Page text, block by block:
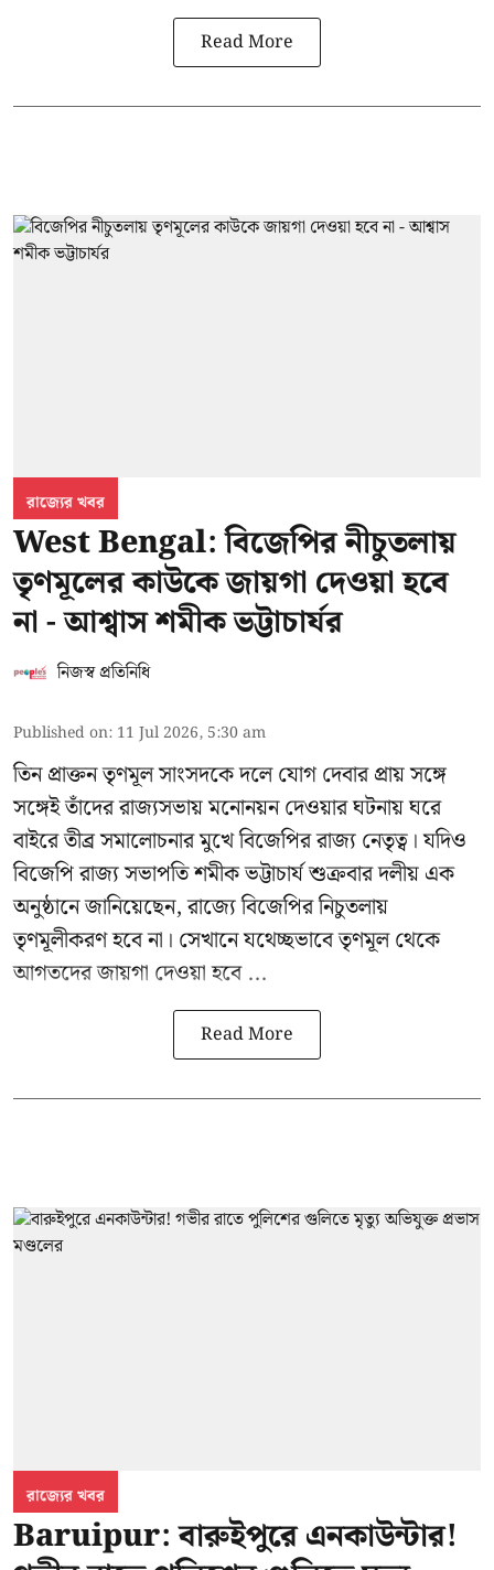
Read More
রাজ্যের খবর
West Bengal: বিজেপির নীচুতলায়
তৃণমূলের কাউকে জায়গা দেওয়া হবে
না - আশ্বাস শমীক ভট্টাচার্যর
নিজস্ব প্রতিনিধি
Published on: 11 Jul 2026, 5:30 am
তিন প্রাক্তন তৃণমূল সাংসদকে দলে যোগ দেবার প্রায় সঙ্গে
সঙ্গেই তাঁদের রাজ্যসভায় মনোনয়ন দেওয়ার ঘটনায় ঘরে
বাইরে তীব্র সমালোচনার মুখে বিজেপির রাজ্য নেতৃত্ব। যদিও
বিজেপি রাজ্য সভাপতি শমীক ভট্টাচার্যশুক্রবার দলীয় এক
অনুষ্ঠানে জানিয়েছেন, রাজ্যে বিজেপির নিচুতলায়
তৃণমূলীকরণ হবে না। সেখানে যথেচ্ছভাবে তৃণমূল থেকে
আগতদের জায়গা দেওয়া হবে ...
Read More
রাজ্যের খবর
Baruipur: বারুইপুরে এনকাউন্টার!